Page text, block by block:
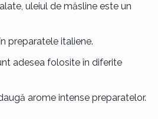
uleiul de măsline este un
preparatele italiene.
adesea folosite în diferite
arome intense preparatelor.